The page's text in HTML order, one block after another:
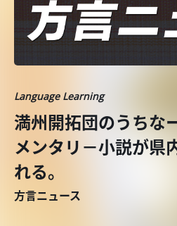
Language Learning
満州開拓団のうちな
メンタリ－小説が県
れる。
方言ニュース